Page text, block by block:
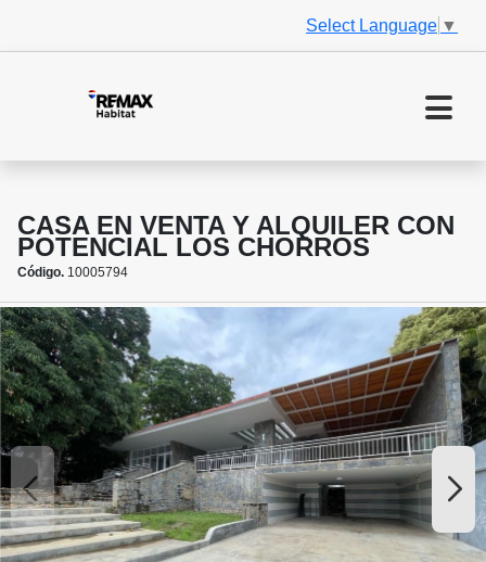
Select Language ▼
CASA EN VENTA Y ALQUILER CON
POTENCIAL LOS CHORROS
Código. 10005794